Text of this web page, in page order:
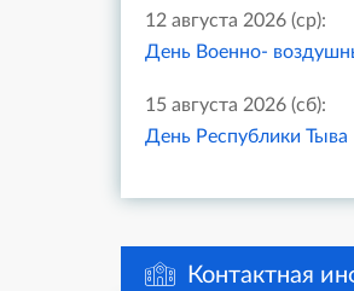
12 августа 2026 (ср):
День Военно-
15 августа 2026 (сб):
День Республики Тыва
Контактная